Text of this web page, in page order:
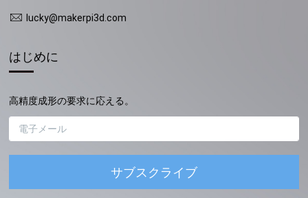
lucky@makerpi3d.com
はじめに
高精度成形の要求に応える。
サブスクライブ